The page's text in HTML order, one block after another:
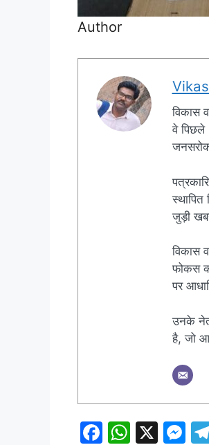
Author
विकास
वे पिछले
जुड़ी
विकास
फोकस
पर
उनके
है, जो
F
W X
M